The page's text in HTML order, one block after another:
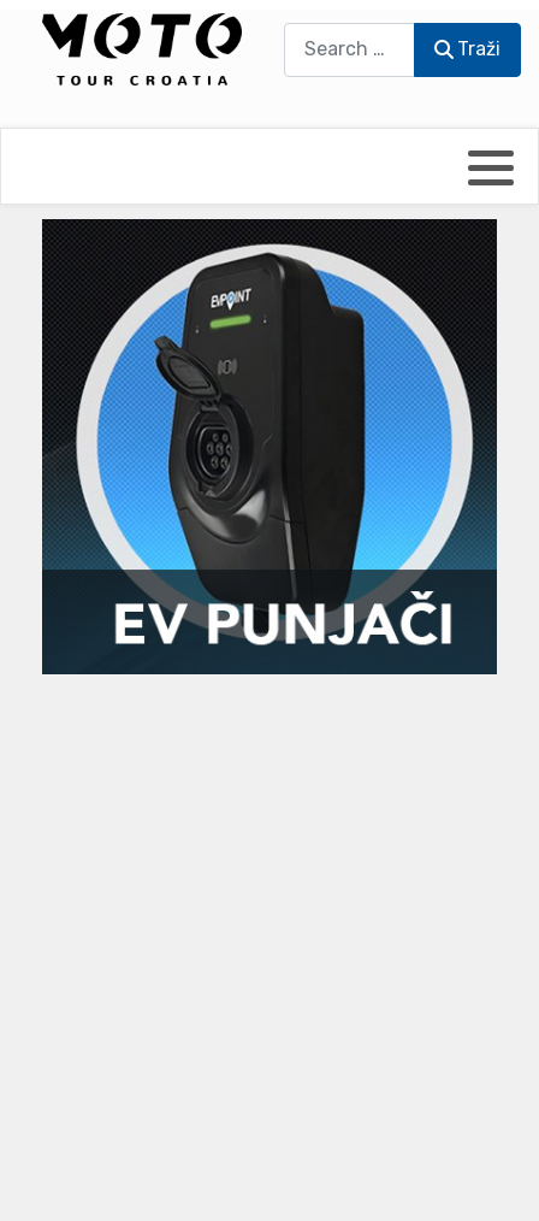
Traži
UmPaDrum
Moto servisi
Impressum
Damir Žerić - ELPASSO
Dario Dinter - Moto TOZ
Igor Kreč - UmPaDrum
Igor Kukec Brmbi
Slaven Gajdek
MTC - Moto Tour Croatia
Moto putopisi
Vikend vožnje
Zanimljivost
Najave i noviteti